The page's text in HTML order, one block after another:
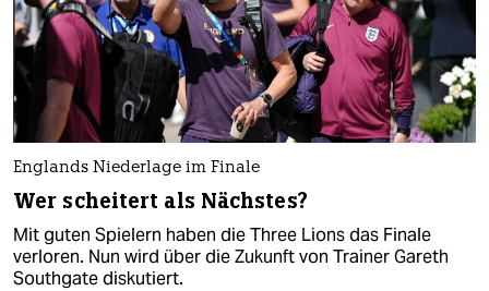
Englands Niederlage im Finale
Wer scheitert als Nächstes?
Mit guten Spielern haben die Three Lions das Finale
verloren. Nun wird über die Zukunft von Trainer Gareth
Southgate diskutiert.